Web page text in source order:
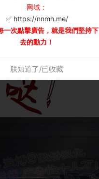
网域：
✅ https://nnmh.me/
一次點擊廣告，就是我們堅持下
去的動力！
朕知道了/已收藏